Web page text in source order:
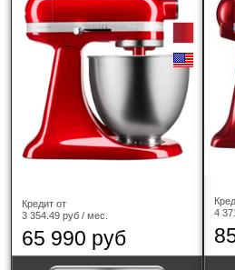
Кредит от
3 354.49 руб / мес.
65 990 руб
4